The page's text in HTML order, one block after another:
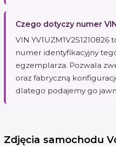
Czego dotyczy numer
VIN
numer identyfikacyjny
egzemplarza. Pozwala
oraz fabryczną
dlatego podajemy go
Zdjęcia samochodu